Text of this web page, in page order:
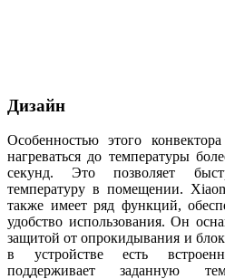
Дизайн
Особенностью этого
нагреваться до температуры
секунд. Это позволяет
температуру в помещении.
также имеет ряд функций,
удобство использования. Он
защитой от опрокидывания и
в устройстве есть
поддерживает заданную